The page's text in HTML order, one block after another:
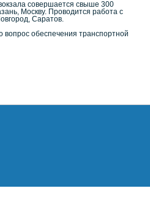
совершается свыше 300
Москву. Проводится работа с
Саратов.
вопрос обеспечения транспортной